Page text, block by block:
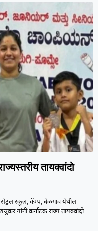
तायक्वांदो
सेंट्रल स्कूल, कॅम्प, बेळगाव येथील
यांनी कर्नाटक राज्य तायक्वांदो